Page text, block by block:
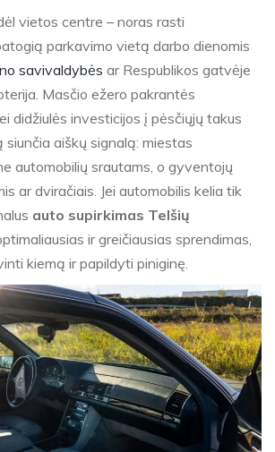
vietos centre – noras rasti
parkavimo vietą darbo dienomis
savivaldybės ar Respublikos gatvėje
Masčio ežero pakrantės
didžiulės investicijos į pėsčiųjų takus
aiškų signalą: miestas
automobilių srautams, o gyventojų
ar dviračiais. Jei automobilis kelia tik
auto supirkimas Telšių
ir greičiausias sprendimas,
kiemą ir papildyti piniginę.